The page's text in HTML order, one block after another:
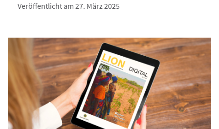
Veröffentlicht am 27. März 2025